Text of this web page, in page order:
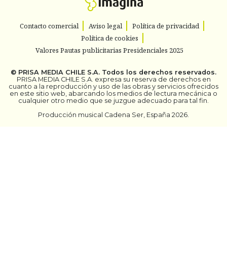
Contacto comercial Aviso legal
Política de privacidad
Política de cookies
Valores Pautas publicitarias Presidenciales 2025
© PRISA MEDIA CHILE S.A. Todos los derechos reservados.
PRISA MEDIA CHILE S.A. expresa su reserva de derechos en
cuanto a la reproducción y uso de las obras y servicios ofrecidos
en este sitio web, abarcando los medios de lectura mecánica o
cualquier otro medio que se juzgue adecuado para tal fin.
Producción musical Cadena Ser, España 2026.